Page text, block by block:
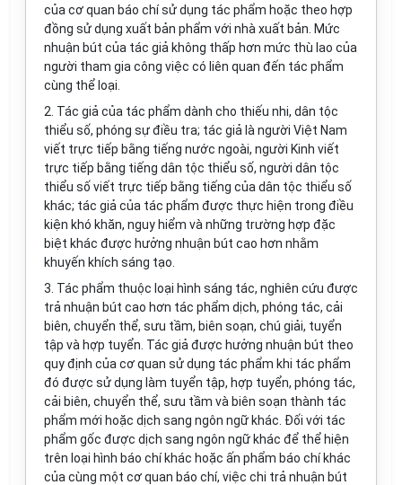
của cơ quan báo chí sử dụng tác phẩm hoặc theo hợp
đồng sử dụng xuất bản phẩm với nhà xuất bản. Mức
nhuận bút của tác giả không thấp hơn mức thù lao của
người tham gia công việc có liên quan đến tác phẩm
cùng thể loại.
2. Tác giả của tác phẩm dành cho thiếu nhi, dân tộc
thiểu số, phóng sự điều tra; tác giả là người Việt Nam
viết trực tiếp bằng tiếng nước ngoài, người Kinh viết
trực tiếp bằng tiếng dân tộc thiểu số, người dân tộc
thiểu số viết trực tiếp bằng tiếng của dân tộc thiểu số
khác; tác giả của tác phẩm được thực hiện trong điều
kiện khó khăn, nguy hiểm và những trường hợp đặc
biệt khác được hưởng nhuận bút cao hơn nhằm
khuyến khích sáng tạo.
3. Tác phẩm thuộc loại hình sáng tác, nghiên cứu được
trả nhuận bút cao hơn tác phẩm dịch, phóng tác, cải
biên, chuyển thể, sưu tầm, biên soạn, chú giải, tuyển
tập và hợp tuyển. Tác giả được hưởng nhuận bút theo
quy định của cơ quan sử dụng tác phẩm khi tác phẩm
đó được sử dụng làm tuyển tập, hợp tuyển, phóng tác,
cải biên, chuyển thể, sưu tầm và biên soạn thành tác
phẩm mới hoặc dịch sang ngôn ngữ khác. Đối với tác
phẩm gốc được dịch sang ngôn ngữ khác để thể hiện
trên loại hình báo chí khác hoặc ấn phẩm báo chí khác
của cùng một cơ quan báo chí, việc chi trả nhuận bút